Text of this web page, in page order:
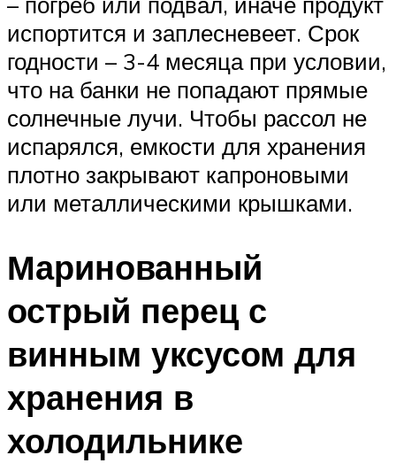
испортится и заплесневеет. Срок
годности – 3-4 месяца при условии,
что на банки не попадают прямые
солнечные лучи. Чтобы рассол не
испарялся, емкости для хранения
плотно закрывают капроновыми
или металлическими крышками.
Маринованный
острый перец с
винным уксусом для
хранения в
холодильнике